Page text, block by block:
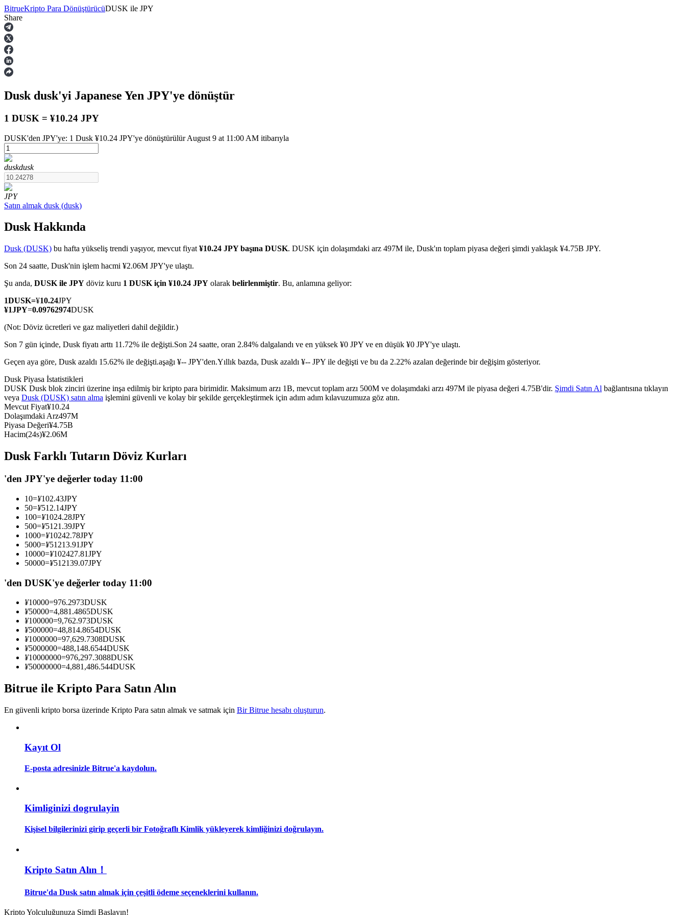
Vadeli İşlemler
USDT Vadeli İşlemleri
Teminat olarak USDT kullanan vadeli işlemler
TradFi
Hisse senetleri, döviz, değerli metaller ve emtia türevleri
USDC Vadeli İşlemleri
En iyi traderlarla güçlerinizi birleştirin
Kopya Tüccarı Olun
Kâr paylaşımı ve kopya ticaret komisyonlarının tadını çıkarın
Ticaret bilgileri vb. dahil olmak üzere büyük veri analizi.
BitrueKripto Para DönüştürücüDUSK ile JPY
Share
Dusk dusk'yi Japanese Yen JPY'ye dönüştür
1 DUSK = ¥10.24 JPY
DUSK'den JPY'ye: 1 Dusk ¥10.24 JPY'ye dönüştürülür August 9 at 11:00 AM itibarıyla
duskdusk
JPY
Satın almak dusk (dusk)
Dusk Hakkında
Dusk (DUSK) bu hafta yükseliş trendi yaşıyor, mevcut fiyat ¥10.24 JPY başına DUSK. DUSK için dolaşımdaki arz 497M ile, Dusk'ın toplam piyasa değeri şimdi yaklaşık ¥4.75B JPY.
Son 24 saatte, Dusk'nin işlem hacmi ¥2.06M JPY'ye ulaştı.
Şu anda, DUSK ile JPY döviz kuru 1 DUSK için ¥10.24 JPY olarak belirlenmiştir. Bu, anlamına geliyor:
1DUSK=¥10.24JPY
¥1JPY=0.09762974DUSK
(Not: Döviz ücretleri ve gaz maliyetleri dahil değildir.)
Son 7 gün içinde, Dusk fiyatı arttı 11.72% ile değişti.Son 24 saatte, oran 2.84% dalgalandı ve en yüksek ¥0 JPY ve en düşük ¥0 JPY'ye ulaştı.
Geçen aya göre, Dusk azaldı 15.62% ile değişti.aşağı ¥-- JPY'den.Yıllık bazda, Dusk azaldı ¥-- JPY ile değişti ve bu da 2.22% azalan değerinde bir değişim gösteriyor.
Dusk Piyasa İstatistikleri
DUSK Dusk blok zinciri üzerine inşa edilmiş bir kripto para birimidir. Maksimum arzı 1B, mevcut toplam arzı 500M ve dolaşımdaki arzı 497M ile piyasa değeri 4.75B'dir. Şimdi Satın Al bağlantısına tıklayın
veya Dusk (DUSK) satın alma işlemini güvenli ve kolay bir şekilde gerçekleştirmek için adım adım kılavuzumuza göz atın.
Mevcut Fiyat¥10.24
Dolaşımdaki Arz497M
Piyasa Değeri¥4.75B
Hacim(24s)¥2.06M
Dusk Farklı Tutarın Döviz Kurları
'den JPY'ye değerler today 11:00
10=¥102.43JPY
50=¥512.14JPY
100=¥1024.28JPY
500=¥5121.39JPY
1000=¥10242.78JPY
5000=¥51213.91JPY
10000=¥102427.81JPY
50000=¥512139.07JPY
'den DUSK'ye değerler today 11:00
¥10000=976.2973DUSK
¥50000=4,881.4865DUSK
¥100000=9,762.973DUSK
¥500000=48,814.8654DUSK
¥1000000=97,629.7308DUSK
¥5000000=488,148.6544DUSK
¥10000000=976,297.3088DUSK
¥50000000=4,881,486.544DUSK
Bitrue ile Kripto Para Satın Alın
En güvenli kripto borsa üzerinde Kripto Para satın almak ve satmak için Bir Bitrue hesabı oluşturun.
Kayıt Ol
E-posta adresinizle Bitrue'a kaydolun.
Kimliginizi dogrulayin
Kişisel bilgilerinizi girip geçerli bir Fotoğraflı Kimlik yükleyerek kimliğinizi doğrulayın.
Kripto Satın Alın！
Bitrue'da Dusk satın almak için çeşitli ödeme seçeneklerini kullanın.
Kripto Yolculuğunuza Şimdi Başlayın!